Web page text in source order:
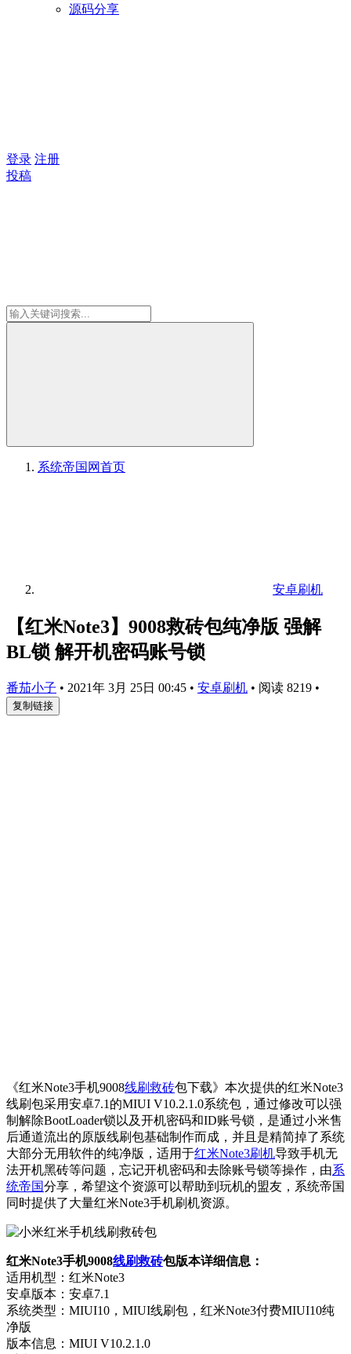
源码分享
登录 注册
投稿
系统帝国网首页
安卓刷机
【红米Note3】9008救砖包纯净版 强解
BL锁 解开机密码账号锁
番茄小子 • 2021年 3月 25日 00:45 • 安卓刷机 • 阅读 8219 •
复制链接
《红米Note3手机9008线刷救砖包下载》本次提供的红米Note3
线刷包采用安卓7.1的MIUI V10.2.1.0系统包，通过修改可以强
制解除BootLoader锁以及开机密码和ID账号锁，是通过小米售
后通道流出的原版线刷包基础制作而成，并且是精简掉了系统
大部分无用软件的纯净版，适用于红米Note3刷机导致手机无
法开机黑砖等问题，忘记开机密码和去除账号锁等操作，由系
统帝国分享，希望这个资源可以帮助到玩机的盟友，系统帝国
同时提供了大量红米Note3手机刷机资源。
红米Note3手机9008线刷救砖包版本详细信息：
适用机型：红米Note3
安卓版本：安卓7.1
系统类型：MIUI10，MIUI线刷包，红米Note3付费MIUI10纯
净版
版本信息：MIUI V10.2.1.0